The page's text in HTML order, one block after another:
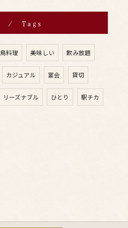
Tags
鳥料理 美味しい 飲み放題
カジュアル 宴会 貸切
リーズナブル ひとり 駅チカ